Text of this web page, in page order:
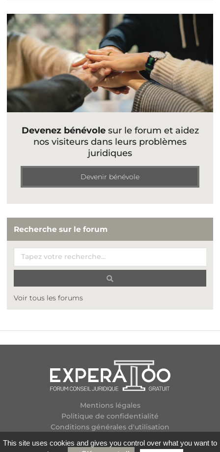
Devenez bénévolesur le forum et aidez
nos visiteurs dans leurs problèmes
juridiques
Devenir bénévole
Recherche sur le forum
Voir tous les forums
Mentions légales
Politique de confidentialité
Conditions générales d'utilisation
Contactez-nous
This site uses cookies and gives you control over what you want to